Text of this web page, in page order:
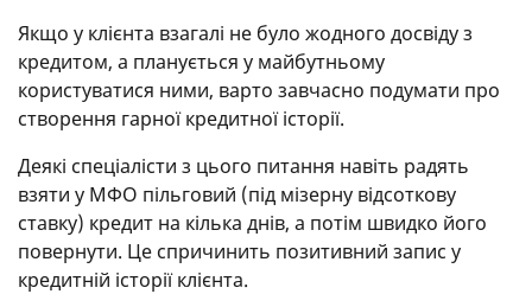
Якщо у клієнта взагалі не було жодного досвіду з
кредитом, а планується у майбутньому
користуватися ними, варто завчасно подумати про
створення гарної кредитної історії.
Деякі спеціалісти з цього питання навіть радять
взяти у МФО пільговий (під мізерну відсоткову
ставку) кредит на кілька днів, а потім швидко його
повернути. Це спричинить позитивний запис у
кредитній історії клієнта.